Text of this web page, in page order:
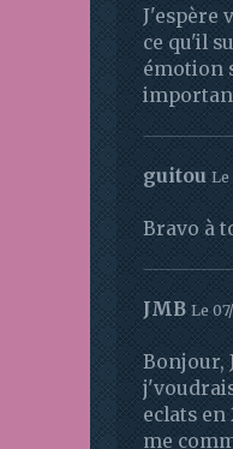
J'espère
ce qu'il
émotion
guitou Le
Bravo à
JMB Le
Bonjour,
eclats en
me